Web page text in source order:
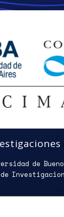
de
de